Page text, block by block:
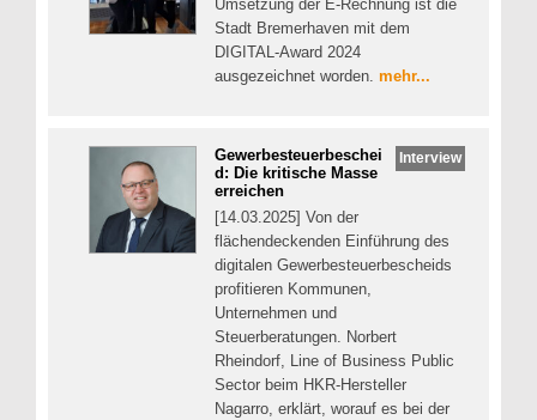
Umsetzung der E-Rechnung ist die
Stadt Bremerhaven mit dem
DIGITAL-Award 2024
ausgezeichnet worden. mehr...
Interview
Gewerbesteuerbeschei
d: Die kritische Masse
erreichen
[14.03.2025] Von der
flächendeckenden Einführung des
digitalen Gewerbesteuerbescheids
profitieren Kommunen,
Unternehmen und
Steuerberatungen. Norbert
Rheindorf, Line of Business Public
Sector beim HKR-Hersteller
Nagarro, erklärt, worauf es bei der